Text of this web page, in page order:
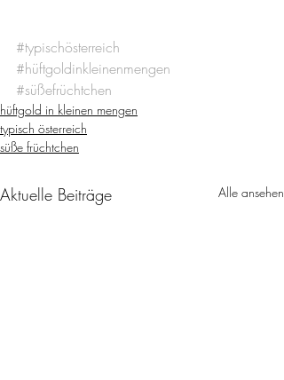
#typischösterreich
#hüftgoldinkleinenmengen
#süßefrüchtchen
hüftgold in kleinen mengen
typisch österreich
süße früchtchen
Aktuelle Beiträge Alle ansehen